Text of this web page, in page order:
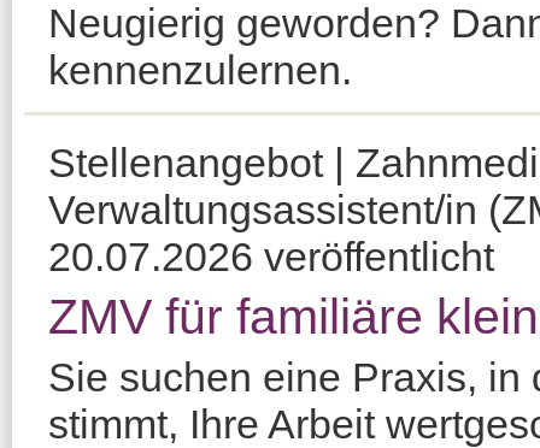
Neugierig geworden?
kennenzulernen.
Stellenangebot |
Verwaltungsassistent/in
20.07.2026 veröffentlicht
ZMV für familiäre
Sie suchen eine Praxis, in
stimmt, Ihre Arbeit